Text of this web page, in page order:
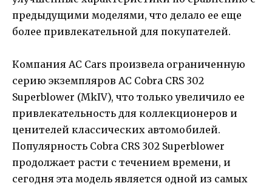
предыдущими моделями, что делало ее еще
более привлекательной для покупателей.
Компания AC Cars произвела ограниченную
серию экземпляров AC Cobra CRS 302
Superblower (MkIV), что только увеличило ее
привлекательность для коллекционеров и
ценителей классических автомобилей.
Популярность Cobra CRS 302 Superblower
продолжает расти с течением времени, и
сегодня эта модель является одной из самых